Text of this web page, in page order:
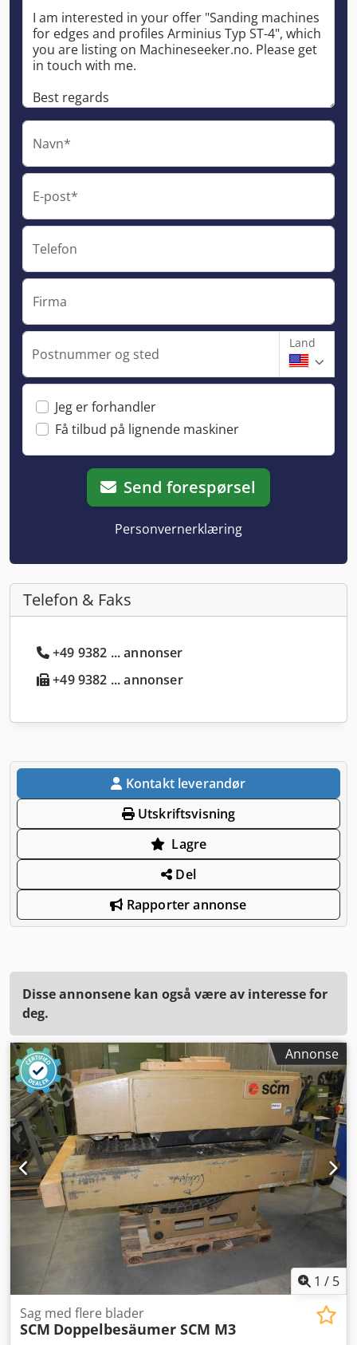
Navn*
E-post*
Telefon
Firma
Postnummer og sted
Land
Jeg er forhandler
Få tilbud på lignende maskiner
Send forespørsel
Personvernerklæring
Telefon & Faks
+49 9382 ... annonser
+49 9382 ... annonser
Kontakt leverandør
Utskriftsvisning
Lagre
Del
Rapporter annonse
Disse annonsene kan også være av interesse for
deg.
Annonse
1 / 5
Sag med flere blader
SCM Doppelbesäumer SCM M3